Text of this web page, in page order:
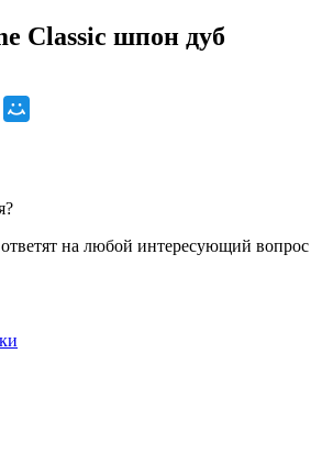
Classic шпон дуб
на любой интересующий вопрос